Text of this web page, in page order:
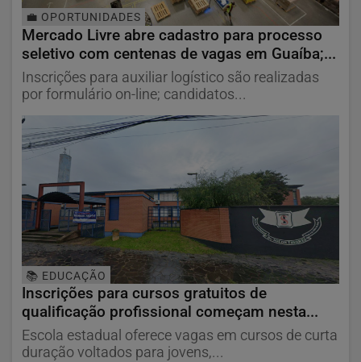
💼 OPORTUNIDADES
Mercado Livre abre cadastro para processo
seletivo com centenas de vagas em Guaíba;...
Inscrições para auxiliar logístico são realizadas
por formulário on-line; candidatos...
📚 EDUCAÇÃO
Inscrições para cursos gratuitos de
qualificação profissional começam nesta...
Escola estadual oferece vagas em cursos de curta
duração voltados para jovens,...